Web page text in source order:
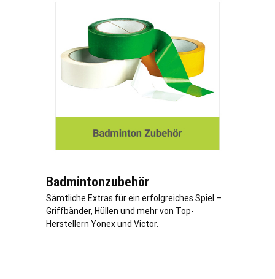
Badmintonzubehör
Sämtliche Extras für ein erfolgreiches Spiel –
Griffbänder, Hüllen und mehr von Top-
Herstellern Yonex und Victor.